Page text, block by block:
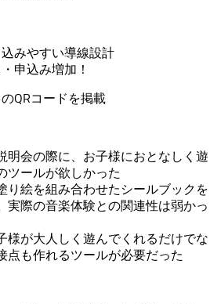
みやすい導線設計
申込み増加！
明会の際に、お子様におとなしく遊
ツールが欲しかった
り絵を組み合わせたシールブックを
実際の音楽体験との関連性は弱かっ
様が大人しく遊んでくれるだけでな
点も作れるツールが必要だった